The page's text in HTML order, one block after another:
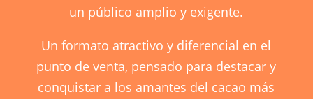
un público amplio y exigente.
Un formato atractivo y diferencial en el
punto de venta, pensado para destacar y
conquistar a los amantes del cacao más